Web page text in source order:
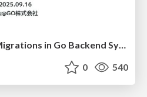
Managing Database Migrations in Go Backend Systems
0 540